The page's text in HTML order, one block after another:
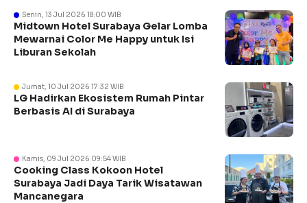
Senin, 13 Jul 2026 18:00 WIB
Midtown Hotel Surabaya Gelar Lomba
Mewarnai Color Me Happy untuk Isi
Liburan Sekolah
Jumat, 10 Jul 2026 17:32 WIB
LG Hadirkan Ekosistem Rumah Pintar
Berbasis AI di Surabaya
Kamis, 09 Jul 2026 09:54 WIB
Cooking Class Kokoon Hotel
Surabaya Jadi Daya Tarik Wisatawan
Mancanegara